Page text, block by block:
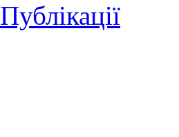
Публікації